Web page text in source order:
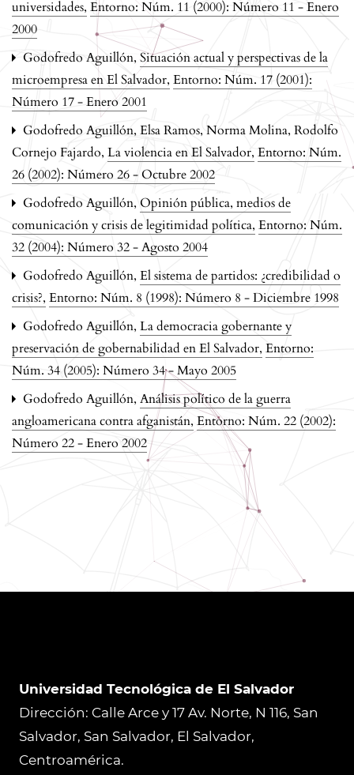
universidades, Entorno: Núm. 11 (2000): Número 11 - Enero
2000
Godofredo Aguillón, Situación actual y perspectivas de la
microempresa en El Salvador, Entorno: Núm. 17 (2001):
Número 17 - Enero 2001
Godofredo Aguillón, Elsa Ramos, Norma Molina, Rodolfo
Cornejo Fajardo, La violencia en El Salvador, Entorno: Núm.
26 (2002): Número 26 - Octubre 2002
Godofredo Aguillón, Opinión pública, medios de
comunicación y crisis de legitimidad política, Entorno: Núm.
32 (2004): Número 32 - Agosto 2004
Godofredo Aguillón, El sistema de partidos: ¿credibilidad o
crisis?, Entorno: Núm. 8 (1998): Número 8 - Diciembre 1998
Godofredo Aguillón, La democracia gobernante y
preservación de gobernabilidad en El Salvador, Entorno:
Núm. 34 (2005): Número 34 - Mayo 2005
Godofredo Aguillón, Análisis político de la guerra
angloamericana contra afganistán, Entorno: Núm. 22 (2002):
Número 22 - Enero 2002
Universidad Tecnológica de El Salvador
Dirección: Calle Arce y 17 Av. Norte, N 116, San
Salvador, San Salvador, El Salvador,
Centroamérica.